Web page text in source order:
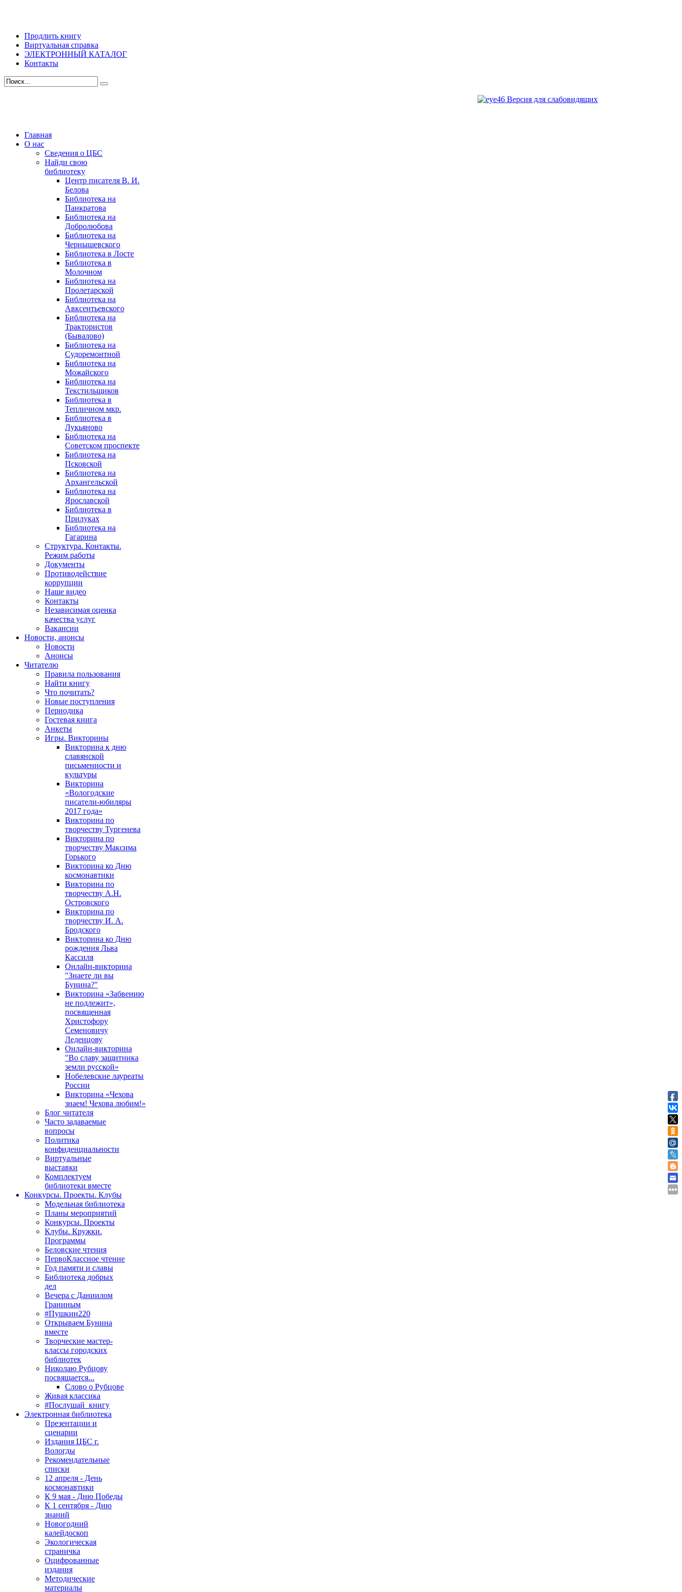
Продлить книгу
Виртуальная справка
ЭЛЕКТРОННЫЙ КАТАЛОГ
Контакты
Версия для слабовидящих
Главная
О нас
Сведения о ЦБС
Найди свою
библиотеку
Центр писателя В. И.
Белова
Библиотека на
Панкратова
Библиотека на
Добролюбова
Библиотека на
Чернышевского
Библиотека в Лосте
Библиотека в
Молочном
Библиотека на
Пролетарской
Библиотека на
Авксентьевского
Библиотека на
Трактористов
(Бывалово)
Библиотека на
Судоремонтной
Библиотека на
Можайского
Библиотека на
Текстильщиков
Библиотека в
Тепличном мкр.
Библиотека в
Лукьяново
Библиотека на
Советском проспекте
Библиотека на
Псковской
Библиотека на
Архангельской
Библиотека на
Ярославской
Библиотека в
Прилуках
Библиотека на
Гагарина
Структура. Контакты.
Режим работы
Документы
Противодействие
коррупции
Наше видео
Контакты
Независимая оценка
качества услуг
Вакансии
Новости, анонсы
Новости
Анонсы
Читателю
Правила пользования
Найти книгу
Что почитать?
Новые поступления
Периодика
Гостевая книга
Анкеты
Игры. Викторины
Викторина к дню
славянской
письменности и
культуры
Викторина
«Вологодские
писатели-юбиляры
2017 года»
Викторина по
творчеству Тургенева
Викторина по
творчеству Максима
Горького
Викторина ко Дню
космонавтики
Викторина по
творчеству А.Н.
Островского
Викторина по
творчеству И. А.
Бродского
Викторина ко Дню
рождения Льва
Кассиля
Онлайн-викторина
"Знаете ли вы
Бунина?"
Викторина «Забвению
не подлежит»,
посвященная
Христофору
Семеновичу
Леденцову
Онлайн-викторина
"Во славу защитника
земли русской»
Нобелевские лауреаты
России
Викторина «Чехова
знаем! Чехова любим!»
Блог читателя
Часто задаваемые
вопросы
Политика
конфиденциальности
Виртуальные
выставки
Комплектуем
библиотеки вместе
Конкурсы. Проекты. Клубы
Модельная библиотека
Планы мероприятий
Конкурсы. Проекты
Клубы. Кружки.
Программы
Беловские чтения
ПервоКлассное чтение
Год памяти и славы
Библиотека добрых
дел
Вечера с Даниилом
Граниным
#Пушкин220
Открываем Бунина
вместе
Творческие мастер-
классы городских
библиотек
Николаю Рубцову
посвящается...
Слово о Рубцове
Живая классика
#Послушай_книгу
Электронная библиотека
Презентации и
сценарии
Издания ЦБС г.
Вологды
Рекомендательные
списки
12 апреля - День
космонавтики
К 9 мая - Дню Победы
К 1 сентября - Дню
знаний
Новогодний
калейдоскоп
Экологическая
страничка
Оцифрованные
издания
Методические
материалы